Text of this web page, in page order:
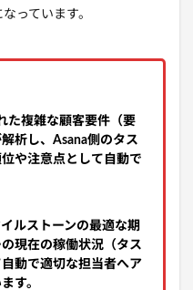
なっています。
た複雑な顧客要件（要
析し、Asana側のタス
や注意点として自動で
ルストーンの最適な期
現在の稼働状況（タス
動で適切な担当者へア
す。